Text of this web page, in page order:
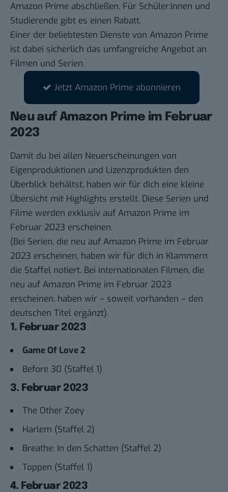
Amazon Prime abschließen. Für Schüler:innen und
Studierende gibt es einen Rabatt.
Einer der beliebtesten Dienste von Amazon Prime
ist dabei sicherlich das umfangreiche Angebot an
Filmen und Serien.
Jetzt Amazon Prime abonnieren
Neu auf Amazon Prime im Februar
2023
Damit du bei allen Neuerscheinungen von
Eigenproduktionen und Lizenzprodukten den
Überblick behältst, haben wir für dich eine kleine
Übersicht mit Highlights erstellt. Diese Serien und
Filme werden exklusiv auf Amazon Prime im
Februar 2023 erscheinen.
(Bei Serien, die neu auf Amazon Prime im Februar
2023 erscheinen, haben wir für dich in Klammern
die Staffel notiert. Bei internationalen Filmen, die
neu auf Amazon Prime im Februar 2023
erscheinen, haben wir – soweit vorhanden – den
deutschen Titel ergänzt).
1. Februar 2023
Game Of Love 2
Before 30 (Staffel 1)
3. Februar 2023
The Other Zoey
Harlem (Staffel 2)
Breathe: In den Schatten (Staffel 2)
Toppen (Staffel 1)
4. Februar 2023